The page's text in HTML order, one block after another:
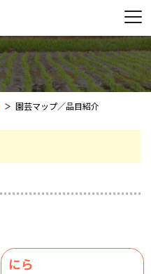
園芸マップ／品目紹介
にら